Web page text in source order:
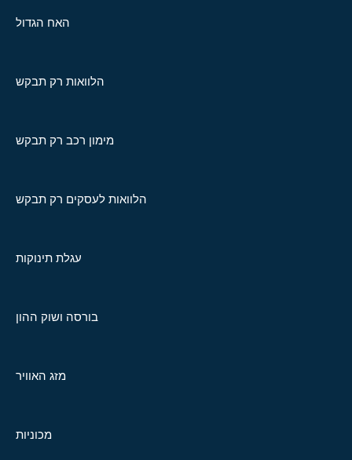
האח הגדול
הלוואות רק תבקש
מימון רכב רק תבקש
הלוואות לעסקים רק תבקש
עגלת תינוקות
בורסה ושוק ההון
מזג האוויר
מכוניות